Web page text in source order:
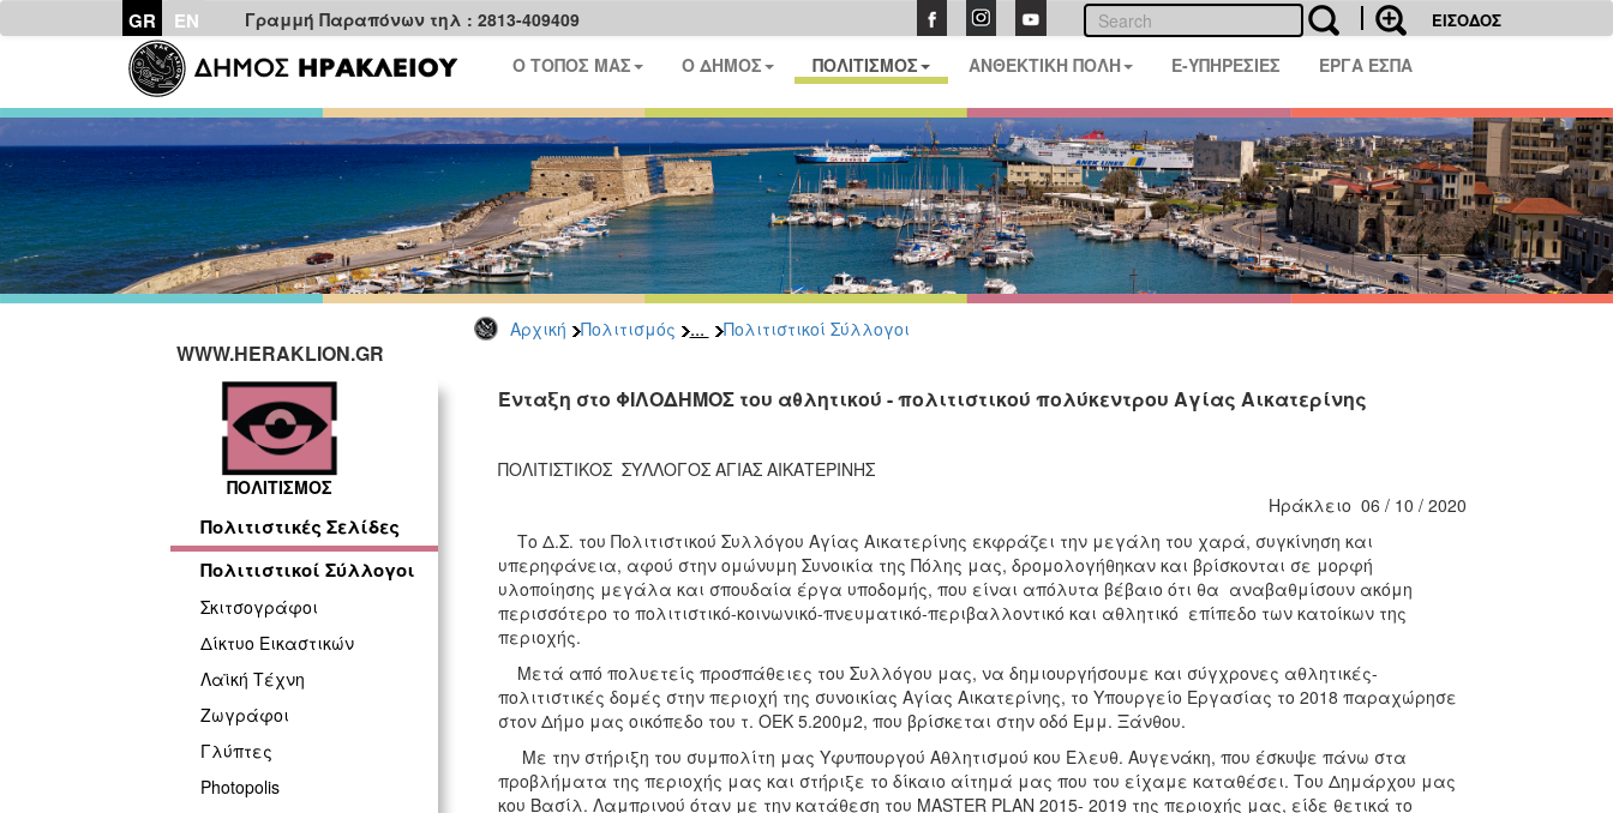
GR EN Γραμμή Παραπόνων τηλ : 2813-409409 ΕΙΣΟΔΟΣ
Ο ΤΟΠΟΣ ΜΑΣ Ο ΔΗΜΟΣ ΠΟΛΙΤΙΣΜΟΣ ΑΝΘΕΚΤΙΚΗ ΠΟΛΗ E-ΥΠΗΡΕΣΙΕΣ ΕΡΓΑ ΕΣΠΑ
Αρχική Πολιτισμός ... Πολιτιστικοί Σύλλογοι
WWW.HERAKLION.GR
ΠΟΛΙΤΙΣΜΟΣ
Πολιτιστικές Σελίδες
Πολιτιστικοί Σύλλογοι
Σκιτσογράφοι
Δίκτυο Εικαστικών
Λαϊκή Τέχνη
Ζωγράφοι
Γλύπτες
Photopolis
Ένταξη στο ΦΙΛΟΔΗΜΟΣ του αθλητικού - πολιτιστικού πολύκεντρου Αγίας Αικατερίνης
ΠΟΛΙΤΙΣΤΙΚΟΣ ΣΥΛΛΟΓΟΣ ΑΓΙΑΣ ΑΙΚΑΤΕΡΙΝΗΣ
Ηράκλειο 06 / 10 / 2020
Το Δ.Σ. του Πολιτιστικού Συλλόγου Αγίας Αικατερίνης εκφράζει την μεγάλη του χαρά, συγκίνηση και
υπερηφάνεια, αφού στην ομώνυμη Συνοικία της Πόλης μας, δρομολογήθηκαν και βρίσκονται σε μορφή
υλοποίησης μεγάλα και σπουδαία έργα υποδομής, που είναι απόλυτα βέβαιο ότι θα αναβαθμίσουν ακόμη
περισσότερο το πολιτιστικό-κοινωνικό-πνευματικό-περιβαλλοντικό και αθλητικό επίπεδο των κατοίκων της
περιοχής.
Μετά από πολυετείς προσπάθειες του Συλλόγου μας, να δημιουργήσουμε και σύγχρονες αθλητικές-
πολιτιστικές δομές στην περιοχή της συνοικίας Αγίας Αικατερίνης, το Υπουργείο Εργασίας το 2018 παραχώρησε
στον Δήμο μας οικόπεδο του τ. ΟΕΚ 5.200μ2, που βρίσκεται στην οδό Εμμ. Ξάνθου.
Με την στήριξη του συμπολίτη μας Υφυπουργού Αθλητισμού κου Ελευθ. Αυγενάκη, που έσκυψε πάνω στα
προβλήματα της περιοχής μας και στήριξε το δίκαιο αίτημά μας που του είχαμε καταθέσει. Του Δημάρχου μας
κου Βασίλ. Λαμπρινού όταν με την κατάθεση του MASTER PLAN 2015- 2019 της περιοχής μας, είδε θετικά το